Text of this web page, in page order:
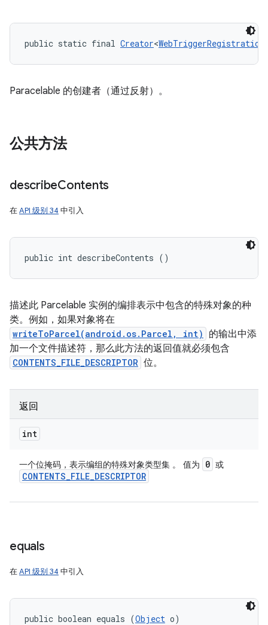
public static final Creator<
Paracelable 的创建者（通过反射）。
公共方法
describeContents
在API 级别 34 中引入
public int describeContents ()
描述此 Parcelable 实例的编排表示中包含的特殊对象的种
类。例如，如果对象将在
writeToParcel(android.os.Parcel, int)
的输出中添
加一个文件描述符，那么此方法的返回值就必须包含
CONTENTS_FILE_DESCRIPTOR 位。
返回
int
一个位掩码，表示编组的特殊对象类型集 。 值为 0 或
CONTENTS_FILE_DESCRIPTOR
equals
在API 级别 34 中引入
public boolean equals (Object o)